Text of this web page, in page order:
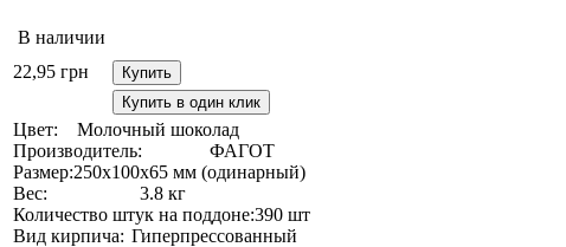
В наличии
22,95 грн
Купить
Купить в один клик
Цвет:
Молочный шоколад
Производитель:
ФАГОТ
Размер:250х100х65 мм (одинарный)
Вес:
3.8 кг
Количество штук на поддоне:390 шт
Вид кирпича: Гиперпрессованный